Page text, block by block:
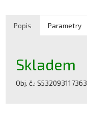
Popis Parametry
Skladem
Obj. č.: S532093117363